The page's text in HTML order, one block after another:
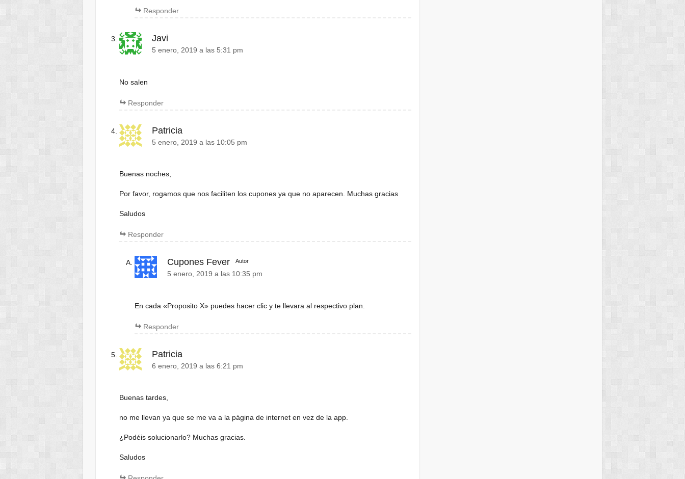
Responder
Javi
5 enero, 2019 a las 5:31 pm
No salen
Responder
Patricia
5 enero, 2019 a las 10:05 pm
Buenas noches,
Por favor, rogamos que nos faciliten los cupones ya que no aparecen. Muchas gracias
Saludos
Responder
Cupones Fever Autor
5 enero, 2019 a las 10:35 pm
En cada «Proposito X» puedes hacer clic y te llevara al respectivo plan.
Responder
Patricia
6 enero, 2019 a las 6:21 pm
Buenas tardes,
no me llevan ya que se me va a la página de internet en vez de la app.
¿Podéis solucionarlo? Muchas gracias.
Saludos